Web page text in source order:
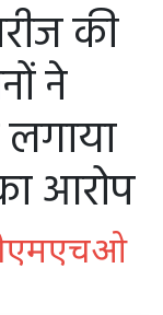
की
ने
लगाया
आरोप